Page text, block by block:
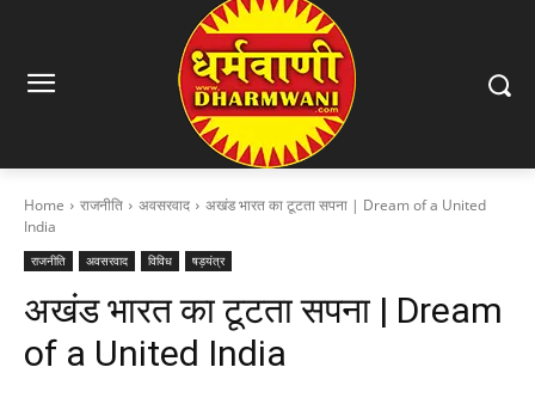
Home राजनीति अवसरवाद
अखंड भारत का टूटता सपना | Dream of a United
India
राजनीति अवसरवाद विविध षड़यंत्र
अखंड भारत का टूटता सपना | Dream
of a United India